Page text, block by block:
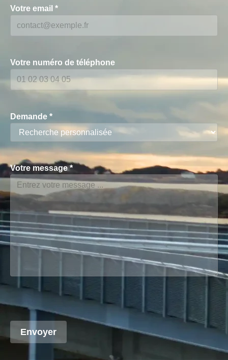
Votre email *
Votre numéro de téléphone
Demande *
Votre message*
Envoyer